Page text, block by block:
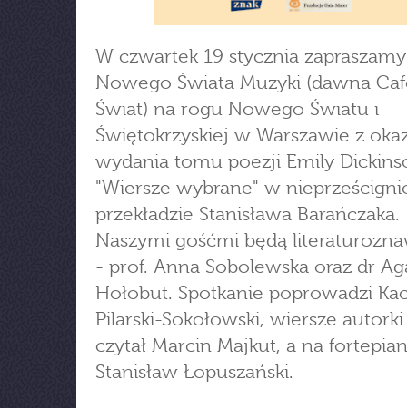
W czwartek 19 stycznia
Nowego Świata Muzyki (dawna
Świat) na rogu Nowego Światu i
Świętokrzyskiej w Warszawie z
wydania tomu poezji Emily
"Wiersze wybrane" w
przekładzie Stanisława Barańczaka.
Naszymi gośćmi będą
- prof. Anna Sobolewska oraz dr
Hołobut. Spotkanie poprowadzi
Pilarski-Sokołowski, wiersze
czytał Marcin Majkut, a na
Stanisław Łopuszański.